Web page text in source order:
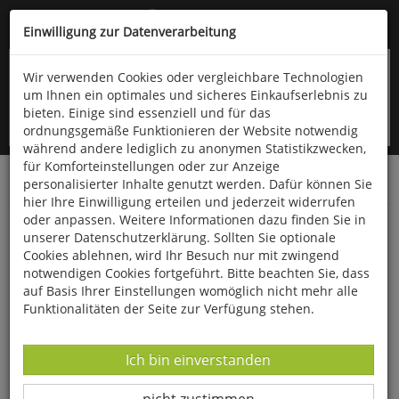
Kompletten Head der Seite überspringen
oder (06766) 9323-960
Startseite Bücher Literatur Diverses
Buddhistische Märchen aus dem alten Indien
Einwilligung zur Datenverarbeitung
Wir verwenden Cookies oder vergleichbare Technologien
um Ihnen ein optimales und sicheres Einkaufserlebnis zu
bieten. Einige sind essenziell und für das
ordnungsgemäße Funktionieren der Website notwendig
während andere lediglich zu anonymen Statistikzwecken,
für Komforteinstellungen oder zur Anzeige
personalisierter Inhalte genutzt werden. Dafür können Sie
hier Ihre Einwilligung erteilen und jederzeit widerrufen
oder anpassen. Weitere Informationen dazu finden Sie in
unserer Datenschutzerklärung. Sollten Sie optionale
Cookies ablehnen, wird Ihr Besuch nur mit zwingend
notwendigen Cookies fortgeführt. Bitte beachten Sie, dass
auf Basis Ihrer Einstellungen womöglich nicht mehr alle
Funktionalitäten der Seite zur Verfügung stehen.
Datenverarbeitung -
Ich bin einverstanden